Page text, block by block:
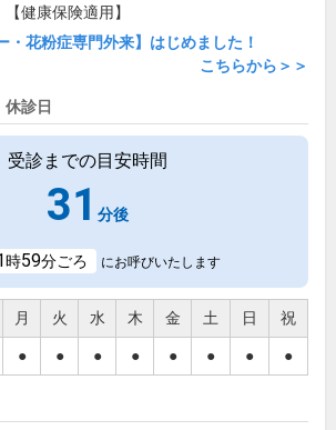
【健康保険適用】
・花粉症専門外来】はじめました！
こちらから＞＞
診日
受診までの目安時間
31 分後
時59分ごろ にお呼びいたします
月 火 水 木 金 土 日 祝
● ● ● ● ● ● ● ●